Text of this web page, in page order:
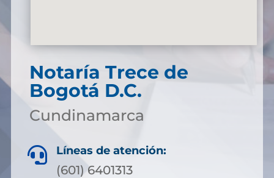
Notaría Trece de
Bogotá D.C.
Cundinamarca
 Líneas de atención:
(601) 6401313